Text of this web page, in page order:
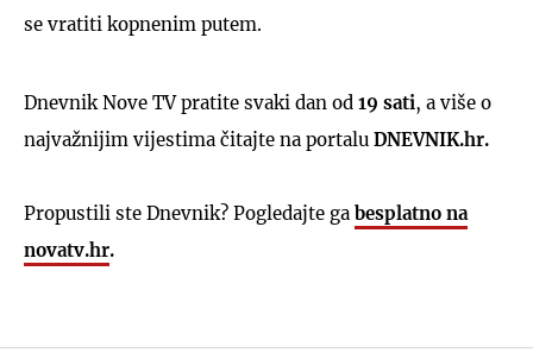
se vratiti kopnenim putem.
Dnevnik Nove TV pratite svaki dan od 19 sati, a više o
najvažnijim vijestima čitajte na portalu DNEVNIK.hr.
Propustili ste Dnevnik? Pogledajte ga besplatno na
novatv.hr.